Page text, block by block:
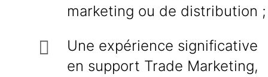
marketing ou de distribution ;
Une expérience significative
en support Trade Marketing,